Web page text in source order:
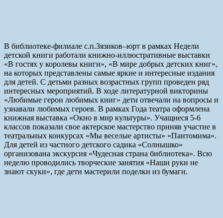
В библиотеке-филиале с.п.Зязиков–юрт в рамках Недели
детской книги работали книжно-иллюстративные выставки
«В гостях у королевы книги», «В мире добрых детских книг»,
на которых представлены самые яркие и интересные издания
для детей. С детьми разных возрастных групп проведен ряд
интересных мероприятий. В ходе литературной викторины
«Любимые герои любимых книг» дети отвечали на вопросы и
узнавали любимых героев. В рамках Года театра оформлена
книжная выставка «Окно в мир культуры». Учащиеся 5-6
классов показали свое актерское мастерство приняв участие в
театральных конкурсах «Мы веселые артисты» «Пантомима».
Для детей из частного детского садика «Солнышко»
организована экскурсия «Чудесная страна библиотека». Всю
неделю проводились творческие занятия «Наши руки не
знают скуки», где дети мастерили поделки из бумаги.